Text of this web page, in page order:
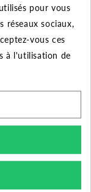
du tube et
pour vous
réseaux sociaux,
vous ces
à l'utilisation de